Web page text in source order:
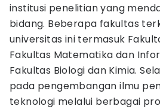
institusi penelitian yang
bidang. Beberapa fakultas
universitas ini termasuk
Fakultas Matematika dan
Fakultas Biologi dan Kimia.
pada pengembangan ilmu
teknologi melalui berbagai